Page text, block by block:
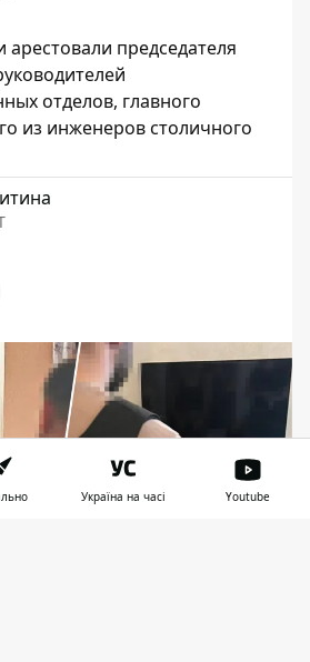
председателя
отделов, главного
из инженеров столичного
Україна на часі Youtube